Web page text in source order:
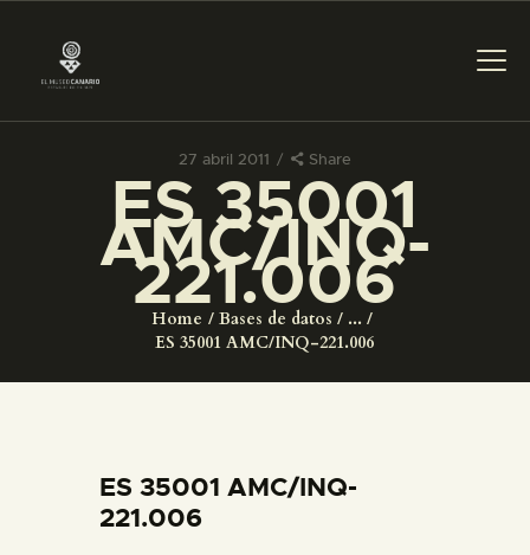
27 abril 2011 Share
ES 35001
AMC/INQ-
221.006
Home Bases de datos
...
ES 35001 AMC/INQ-221.006
PREPARAR LA VISITA
ACTIVIDADES
COLECCIONES
ES 35001 AMC/INQ-
221.006